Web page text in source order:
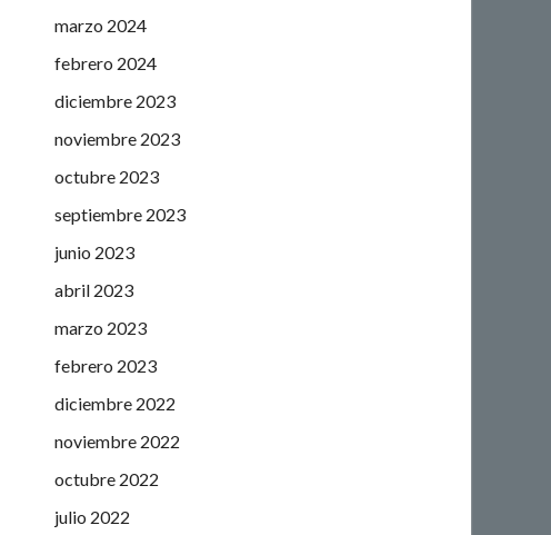
marzo 2024
febrero 2024
diciembre 2023
noviembre 2023
octubre 2023
septiembre 2023
junio 2023
abril 2023
marzo 2023
febrero 2023
diciembre 2022
noviembre 2022
octubre 2022
julio 2022